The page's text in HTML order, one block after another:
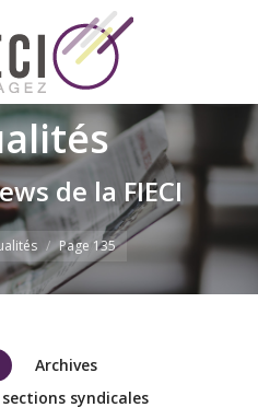
de la FIECI
êtes ici
Page 135
Archives
syndicales